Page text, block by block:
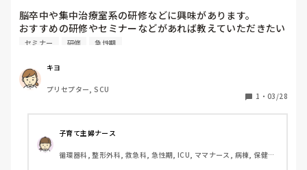
脳卒中や集中治療室系の研修などに興味があります。
おすすめの研修やセミナーなどがあれば教えていただきたい
です。
セミナー 研修 急性期
キヨ
プリセプター, SCU
1 ・ 03/28
子育て主婦ナース
循環器科, 整形外科, 救急科, 急性期, ICU, ママナース, 病棟, 保健師,